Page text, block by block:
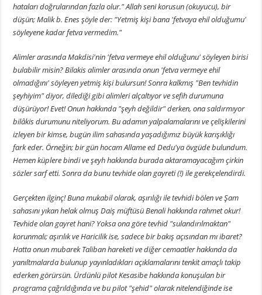
hataları doğrularından fazla olur." Allah seni korusun (okuyucu), bir
düşün; Malik b. Enes şöyle der: "Yetmiş kişi bana 'fetvaya ehil olduğumu'
söyleyene kadar fetva vermedim."
Alimler arasında Makdisi'nin 'fetva vermeye ehil olduğunu' söyleyen birisi
bulabilir misin? Bilakis alimler arasında onun 'fetva vermeye ehil
olmadığını' söyleyen yetmiş kişi bulursun! Sonra kalkmış "Ben tevhidin
şeyhiyim" diyor, dilediği gibi alimleri alçaltıyor ve sefih durumuna
düşürüyor! Evet! Onun hakkında "şeyh değildir" derken, ona saldırmıyor
bilâkis durumunu niteliyorum. Bu adamın yalpalamalarını ve çelişkilerini
izleyen bir kimse, bugün ilim sahasında yaşadığımız büyük karışıklığı
fark eder. Örneğin; bir gün hocam Allame ed Dedu'ya övgüde bulundum.
Hemen küplere bindi ve şeyh hakkında burada aktaramayacağım çirkin
sözler sarf etti. Sonra da bunu tevhide olan gayreti (!) ile gerekçelendirdi.
Gerçekten ilginç! Buna mukabil olarak, aşırılığı ile tevhidi bölen ve Şam
sahasını yıkan helak olmuş Daiş müftüsü Benali hakkında rahmet okur!
Tevhide olan gayret hani? Yoksa ona göre tevhid "sulandırılmaktan"
korunmalı; aşırılık ve Haricilik ise, sadece bir bakış açısından mı ibaret?
Hatta onun mubarek Taliban hareketi ve diğer cemaatler hakkında da
yanıltmalarda bulunup yayınladıkları açıklamalarını tenkit amaçlı takip
ederken görürsün. Ürdünlü pilot Kesasibe hakkında konuşulan bir
programa çağrıldığında ve bu pilot "şehid" olarak nitelendiğinde ise